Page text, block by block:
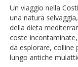
Un viaggio nella
una natura
della dieta
coste
da esplorare, colline
lungo antiche